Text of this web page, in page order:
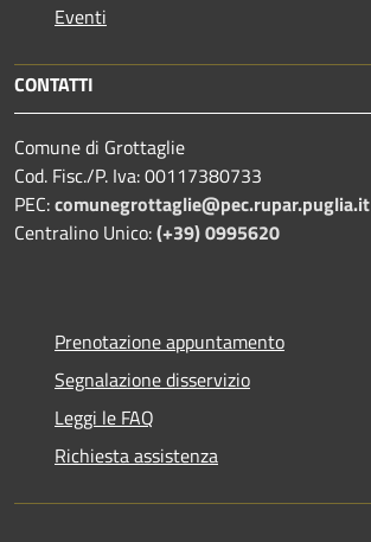
Eventi
CONTATTI
Comune di Grottaglie
Cod. Fisc./P. Iva: 00117380733
PEC:comunegrottaglie@pec.rupar.puglia.it
Centralino Unico:(+39) 0995620
Prenotazione appuntamento
Segnalazione disservizio
Leggi le FAQ
Richiesta assistenza